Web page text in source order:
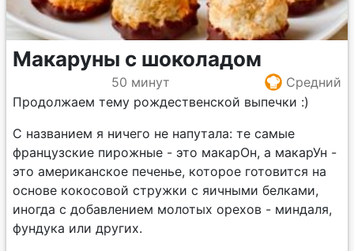
Макаруны с шоколадом
50 минут
Средний
Продолжаем тему рождественской выпечки :)
С названием я ничего не напутала: те самые
французские пирожные - это макарОн, а макарУн -
это американское печенье, которое готовится на
основе кокосовой стружки с яичными белками,
иногда с добавлением молотых орехов - миндаля,
фундука или других.